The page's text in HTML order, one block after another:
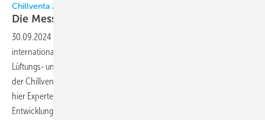
Chillventa 2024
Die Messe der
30.09.2024
internationale Dreh- und Angelpunkt der weltweiten Kälte-, Klima-,
Lüftungs- und Wärmepumpen-Community. Bereits am Vortag findet
der Chillventa CONGRESS statt. Kompakt an einem Tag können sich
hier Experten aus aller Welt über aktuelle Trends und neueste
Entwicklungen tiefgehend